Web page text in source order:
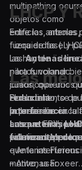
multipathing
objetos como
edificios,
fuera de fase y
LasAntenas
para funcionar
cuadricopteros
Por lo tanto, se
polarizadas
aunque también
polarizadas
LHCP Y
Entre las antenas
¨izquierdas (
las hay de
pilotos volando
juntos, que unos
reducir la
interferencia.
Las antenas
viceversa, por lo
que la
motivo, usar
Las
El rendimiento
la precisión en la
antenas FPV,
fabricantes de
– Antenas Menace
– Antenas Furious
– Antenas Foxeer